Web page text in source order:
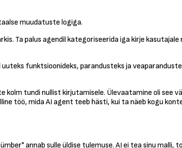
muudatuste logiga.
Ta palus agendil kategoriseerida iga kirje
funktsioonideks, parandusteks ja
tundi nullist kirjutamisele. Ülevaatamine oli see
töö, mida AI agent teeb hästi, kui ta näeb kogu
annab sulle üldise tulemuse. AI ei tea sinu malli,